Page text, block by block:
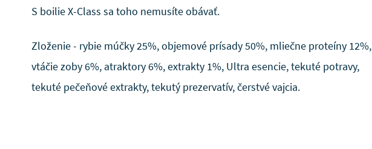
S boilie X-Class sa toho nemusíte obávať.
Zloženie - rybie múčky 25%, objemové prísady 50%, mliečne proteíny 12%,
vtáčie zoby 6%, atraktory 6%, extrakty 1%, Ultra esencie, tekuté potravy,
tekuté pečeňové extrakty, tekutý prezervatív, čerstvé vajcia.